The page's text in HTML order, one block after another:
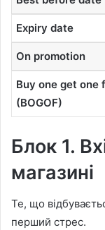
Expiry date
On promotion
Buy one get one
(BOGOF)
Блок 1.
магазині
Те, що
перший стрес.